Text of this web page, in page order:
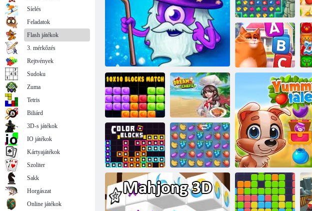
Kris Mahjong
Cookie Crush 3
A 3. mérkőzés hősei
Jewels Blitz 3
Kitty tülekedés
10x10 blokk
mérkőzés
Álomszakácsok
Színblokkok Fruya összetörés
Síelés
Feladatok
Flash játékok
3. mérkőzés
Rejtvények
Sudoku
Zuma
Tetris
Biliárd
3D-s játékok
IO játékok
Kártyajátékok
Szoliter
Sakk
Horgászat
Online játékok